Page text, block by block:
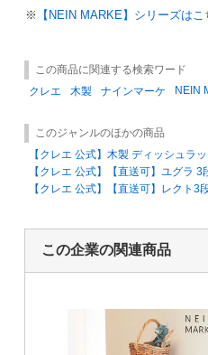
※ 【NEIN MARKE】シリーズはこ
この商品に関連する検索ワード
クレエ
木製 ナインマーケ NEIN
このジャンルのほかの商品
【クレエ 公式】木製 ディッシュラ
【クレエ 公式】【直送可】ユグラ
【クレエ 公式】【直送可】レクト3
この企業の関連商品